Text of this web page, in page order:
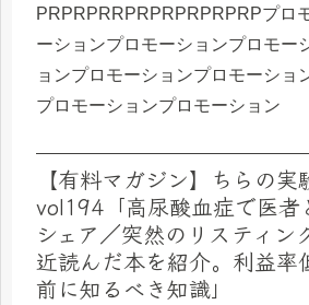
PRPRPRRPRPRPRPRPRPプロ
ーションプロモーションプロモー
ョンプロモーションプロモーショ
プロモーションプロモーション
【有料マガジン】ちらの実
vol194「高尿酸血症で医者
シェア／突然のリスティン
近読んだ本を紹介。利益率
前に知るべき知識」